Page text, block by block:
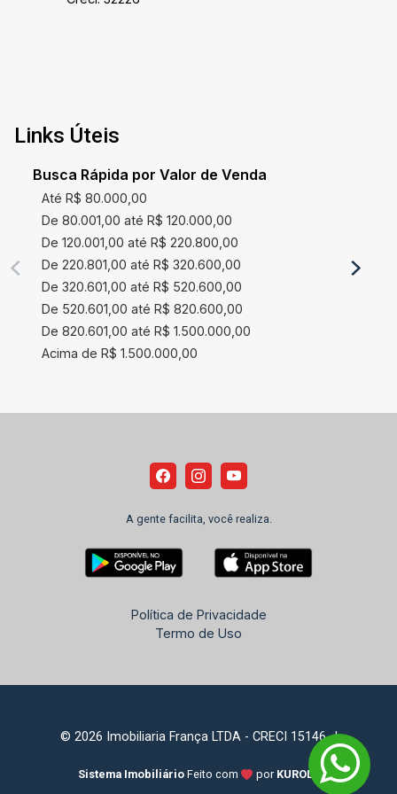
Links Úteis
Busca Rápida por Valor de Venda
Até R$ 80.000,00
De 80.001,00 até R$ 120.000,00
De 120.001,00 até R$ 220.800,00
De 220.801,00 até R$ 320.600,00
De 320.601,00 até R$ 520.600,00
De 520.601,00 até R$ 820.600,00
De 820.601,00 até R$ 1.500.000,00
Acima de R$ 1.500.000,00
A gente facilita, você realiza.
Política de Privacidade
Termo de Uso
© 2026 Imobiliaria França LTDA - CRECI 15146-J
Sistema Imobiliário Feito com por KUROLE